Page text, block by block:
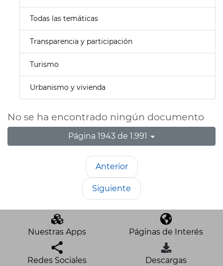
Todas las temáticas
Transparencia y participación
Turismo
Urbanismo y vivienda
No se ha encontrado ningún documento
Página 1943 de 1.991
Anterior
Siguiente
Nuestras Apps Páginas de Interés
Redes Sociales Descargas